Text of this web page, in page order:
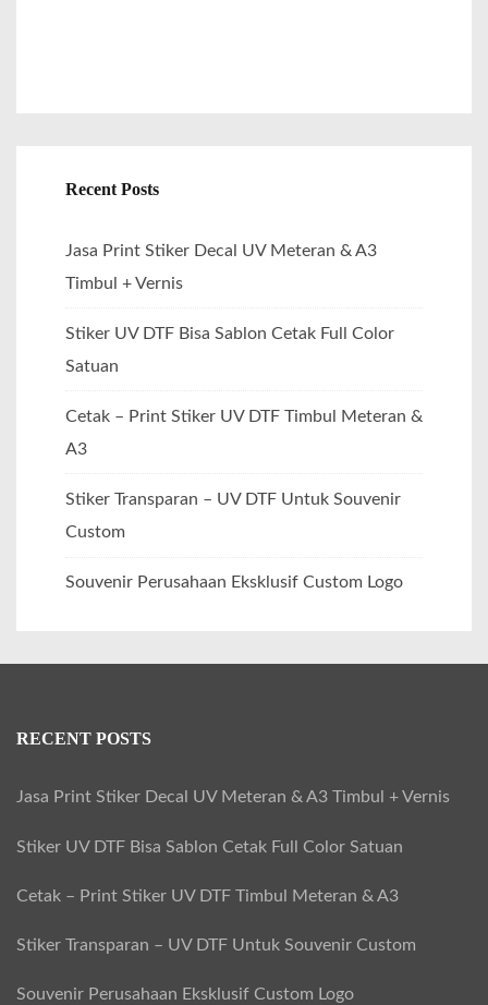
Recent Posts
Jasa Print Stiker Decal UV Meteran & A3
Timbul + Vernis
Stiker UV DTF Bisa Sablon Cetak Full Color
Satuan
Cetak – Print Stiker UV DTF Timbul Meteran &
A3
Stiker Transparan – UV DTF Untuk Souvenir
Custom
Souvenir Perusahaan Eksklusif Custom Logo
RECENT POSTS
Jasa Print Stiker Decal UV Meteran & A3 Timbul + Vernis
Stiker UV DTF Bisa Sablon Cetak Full Color Satuan
Cetak – Print Stiker UV DTF Timbul Meteran & A3
Stiker Transparan – UV DTF Untuk Souvenir Custom
Souvenir Perusahaan Eksklusif Custom Logo